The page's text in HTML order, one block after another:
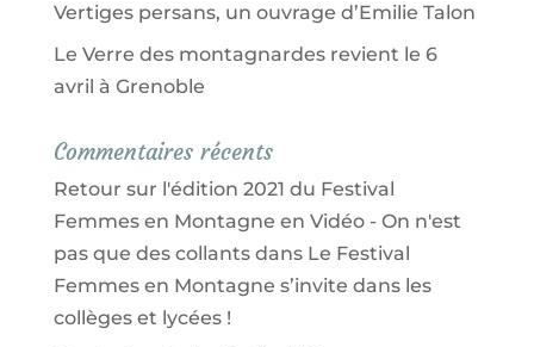
Vertiges persans, un ouvrage d’Emilie Talon
Le Verre des montagnardes revient le 6
avril à Grenoble
Commentaires récents
Retour sur l'édition 2021 du Festival
Femmes en Montagne en Vidéo - On n'est
pas que des collantsdans Le Festival
Femmes en Montagne s’invite dans les
collèges et lycées !